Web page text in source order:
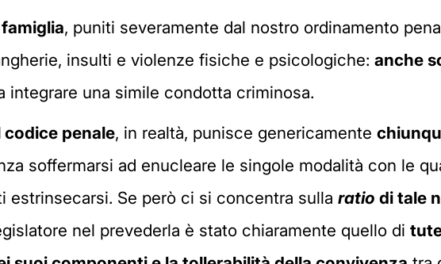
, puniti severamente dal nostro ordinamento
insulti e violenze fisiche e psicologiche: anche
integrare una simile condotta criminosa.
penale, in realtà, punisce genericamente
soffermarsi ad enucleare le singole modalità con le
Se però ci si concentra sulla ratio di tale
nel prevederla è stato chiaramente quello di